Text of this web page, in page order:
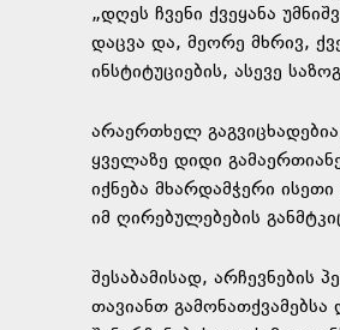
„დღეს ჩვენი ქვეყანა
დაცვა და, მეორე მხრივ,
ინსტიტუციების, ასევე
არაერთხელ
ყველაზე დიდი
იქნება მხარდამჭერი
იმ ღირებულებების
შესაბამისად,
თავიანთ